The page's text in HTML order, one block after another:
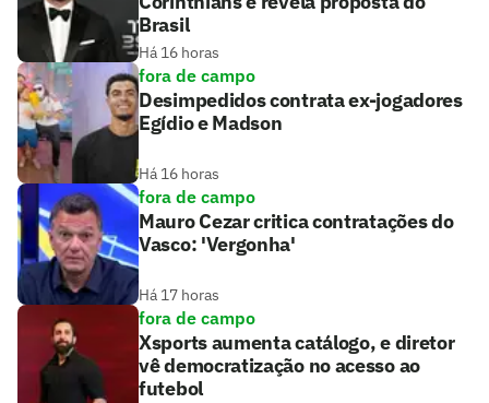
Brasil
Há 16 horas
fora de campo
Desimpedidos contrata ex-jogadores
Egídio e Madson
Há 16 horas
fora de campo
Mauro Cezar critica contratações do
Vasco: 'Vergonha'
Há 17 horas
fora de campo
Xsports aumenta catálogo, e diretor
vê democratização no acesso ao
futebol